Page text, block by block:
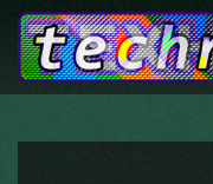
Skip to main content